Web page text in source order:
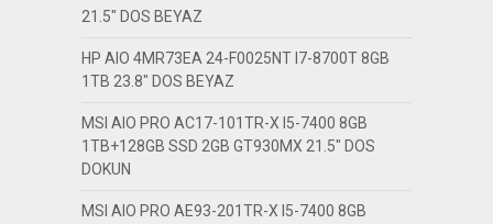
21.5″ DOS BEYAZ
HP AIO 4MR73EA 24-F0025NT I7-8700T 8GB
1TB 23.8″ DOS BEYAZ
MSI AIO PRO AC17-101TR-X I5-7400 8GB
1TB+128GB SSD 2GB GT930MX 21.5″ DOS
DOKUN
MSI AIO PRO AE93-201TR-X I5-7400 8GB